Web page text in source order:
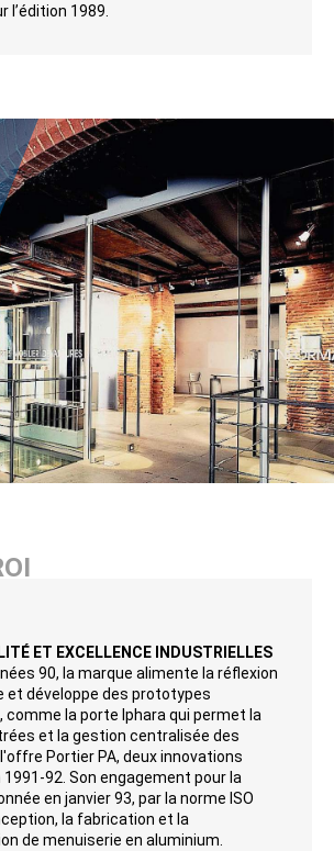
l’édition 1989.
ET EXCELLENCE INDUSTRIELLES
90, la marque alimente la réflexion
et développe des prototypes
comme la porte Iphara qui permet la
et la gestion centralisée des
Portier PA, deux innovations
92. Son engagement pour la
en janvier 93, par la norme ISO
la fabrication et la
de menuiserie en aluminium.